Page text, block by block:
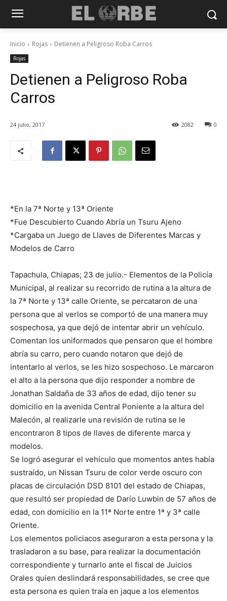
Inicio Rojas Detienen a Peligroso Roba Carros
Rojas
Detienen a Peligroso Roba
Carros
24 julio, 2017 0
2082
*En la 7ª Norte y 13ª Oriente
*Fue Descubierto Cuando Abría un Tsuru Ajeno
*Cargaba un Juego de Llaves de Diferentes Marcas y
Modelos de Carro
Tapachula, Chiapas; 23 de julio.- Elementos de la Policía
Municipal, al realizar su recorrido de rutina a la altura de
la 7ª Norte y 13ª calle Oriente, se percataron de una
persona que al verlos se comportó de una manera muy
sospechosa, ya que dejó de intentar abrir un vehículo.
Comentan los uniformados que pensaron que el hombre
abría su carro, pero cuando notaron que dejó de
intentarlo al verlos, se les hizo sospechoso. Le marcaron
el alto a la persona que dijo responder a nombre de
Jonathan Saldaña de 33 años de edad, dijo tener su
domicilio en la avenida Central Poniente a la altura del
Malecón, al realizarle una revisión de rutina se le
encontraron 8 tipos de llaves de diferente marca y
modelos.
Se logró asegurar el vehículo que momentos antes había
sustraído, un Nissan Tsuru de color verde oscuro con
placas de circulación DSD 8101 del estado de Chiapas,
que resultó ser propiedad de Darío Luwbin de 57 años de
edad, con domicilio en la 11ª Norte entre 1ª y 3ª calle
Oriente.
Los elementos policiacos aseguraron a esta persona y la
trasladaron a su base, para realizar la documentación
correspondiente y turnarlo ante el fiscal de Juicios
Orales quien deslindará responsabilidades, se cree que
esta persona es quien traía en jaque a los elementos